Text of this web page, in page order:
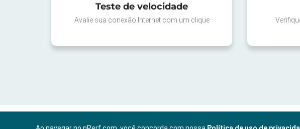
Teste de velocidade
Avalie sua conexão Internet com um clique